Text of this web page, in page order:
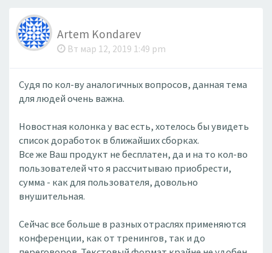
Artem Kondarev
Вт мар 12, 2019 1:49 pm
Судя по кол-ву аналогичных вопросов, данная тема
для людей очень важна.
Новостная колонка у вас есть, хотелось бы увидеть
список доработок в ближайших сборках.
Все же Ваш продукт не бесплатен, да и на то кол-во
пользователей что я рассчитываю приобрести,
сумма - как для пользователя, довольно
внушительная.
Сейчас все больше в разных отраслях применяются
конференции, как от тренингов, так и до